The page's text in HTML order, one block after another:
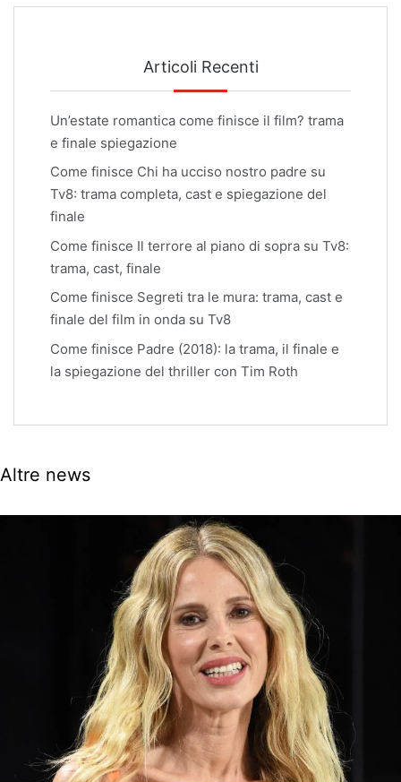
Articoli Recenti
Un’estate romantica come finisce il film? trama
e finale spiegazione
Come finisce Chi ha ucciso nostro padre su
Tv8: trama completa, cast e spiegazione del
finale
Come finisce Il terrore al piano di sopra su Tv8:
trama, cast, finale
Come finisce Segreti tra le mura: trama, cast e
finale del film in onda su Tv8
Come finisce Padre (2018): la trama, il finale e
la spiegazione del thriller con Tim Roth
Altre news